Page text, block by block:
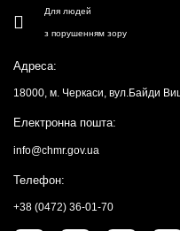
Для людей
з порушенням зору
Адреса:
18000, м. Черкаси, вул.Байди
Електронна пошта:
info@chmr.gov.ua
Телефон:
+38 (0472) 36-01-70